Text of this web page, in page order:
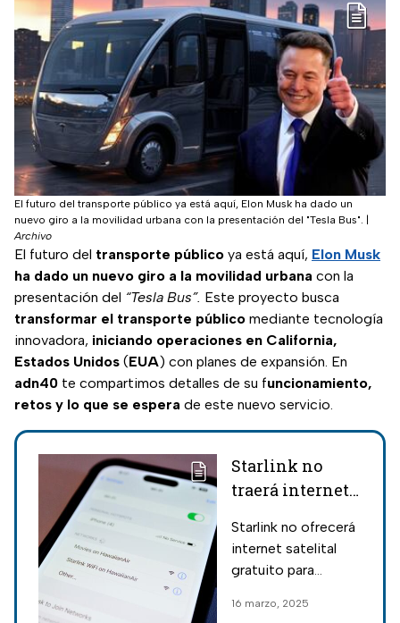
El futuro del transporte público ya está aquí, Elon Musk ha dado un
nuevo giro a la movilidad urbana con la presentación del "Tesla Bus".
Archivo
El futuro del transporte público ya está aquí, Elon Musk
ha dado un nuevo giro a la movilidad urbana con la
presentación del “Tesla Bus”. Este proyecto busca
transformar el transporte público mediante tecnología
innovadora, iniciando operaciones en California,
Estados Unidos (EUA) con planes de expansión. En
adn40 te compartimos detalles de su funcionamiento,
retos y lo que se espera de este nuevo servicio.
Starlink no
traerá internet
celulares en
México en 2025
Starlink no ofrecerá
internet satelital
gratuito para
aquí el origen del
16 marzo, 2025